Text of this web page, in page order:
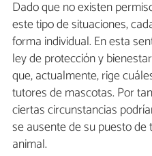
Dado que no existen
este tipo de situaciones,
forma individual. En esta
ley de protección y
que, actualmente, rige
tutores de mascotas. Por
ciertas circunstancias
se ausente de su puesto
animal.